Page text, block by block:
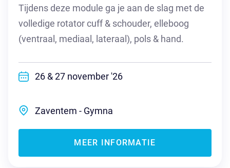
Tijdens deze module ga je aan de slag met de
volledige rotator cuff & schouder, elleboog
(ventraal, mediaal, lateraal), pols & hand.
26 & 27 november '26
Zaventem - Gymna
MEER INFORMATIE